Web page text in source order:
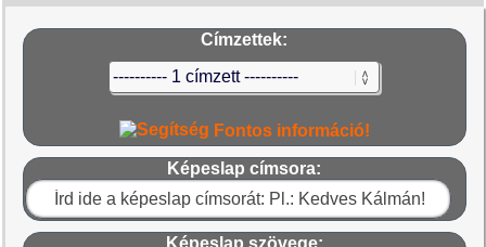
Címzettek:
Fontos információ!
Képeslap címsora: